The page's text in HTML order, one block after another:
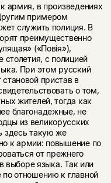
армия, в произведениях
примером
служить полиция. В
преимущественно
(«Повiя»),
столетия, с полицией
При этом русский
пристав в
о том,
жителей, тогда как
благонадежные, не
из великорусских
здесь такую же
к армии: повышение по
от прежнего
выборе языка. Так или
отношению к главной